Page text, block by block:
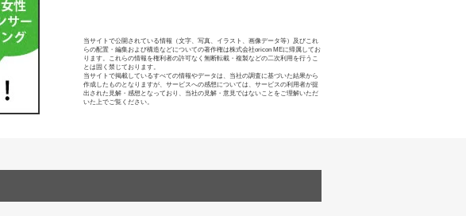
当サイトで公開されている情報（文字、写真、イラスト、画像データ等）及びこれ
らの配置・編集および構造などについての著作権は株式会社oricon MEに帰属してお
ります。これらの情報を権利者の許可なく無断転載・複製などの二次利用を行うこ
とは固く禁じております。
当サイトで掲載しているすべての情報やデータは、当社の調査に基づいた結果から
作成したものとなりますが、サービスへの感想については、サービスの利用者が提
出された見解・感想となっており、当社の見解・意見ではないことをご理解いただ
いた上でご覧ください。